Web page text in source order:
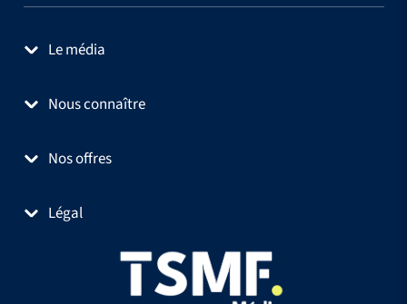
Le média
Nous connaître
Nos offres
Légal